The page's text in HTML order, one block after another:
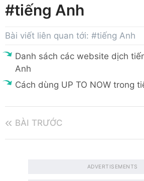
#tiếng Anh
Bài viết liên quan tới: #tiếng Anh
Danh sách các website dịch
Anh
Cách dùng UP TO NOW trong
BÀI TRƯỚC
ADVERTISEMENTS